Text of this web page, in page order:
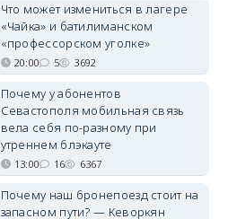
Что может измениться в лагере
«Чайка» и батилиманском
«профессорском уголке»
20:00 5 3692
Почему у абонентов
Севастополя мобильная связь
вела себя по-разному при
утреннем блэкауте
13:00 16 6367
Почему наш бронепоезд стоит на
запасном пути? — Кеворкян